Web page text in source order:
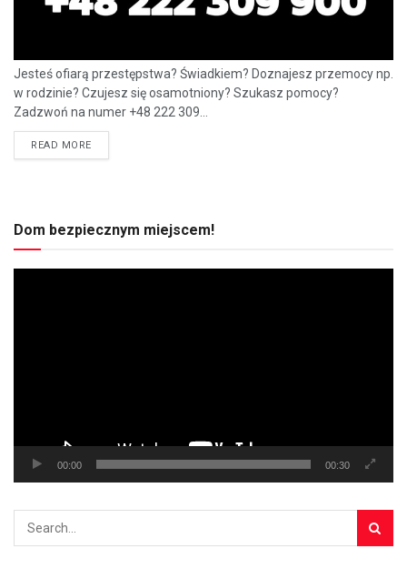
Jesteś ofiarą przestępstwa? Świadkiem? Doznajesz przemocy np.
w rodzinie? Czujesz się osamotniony? Szukasz pomocy?
Zadzwoń na numer +48 222 309...
READ MORE
Dom bezpiecznym miejscem!
00:00 00:30